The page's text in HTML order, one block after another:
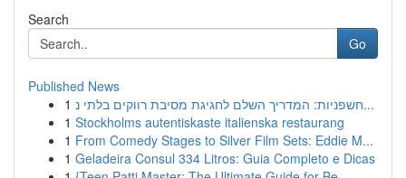
Search
Go
Published News
1
חשפניות: המדריך השלם לחגיגת מסיבת רווקים בלתי נ...
1 Stockholms autentiskaste italienska restaurang
1 From Comedy Stages to Silver Film Sets: Eddie M...
1 Geladeira Consul 334 Litros: Guia Completo e Dicas